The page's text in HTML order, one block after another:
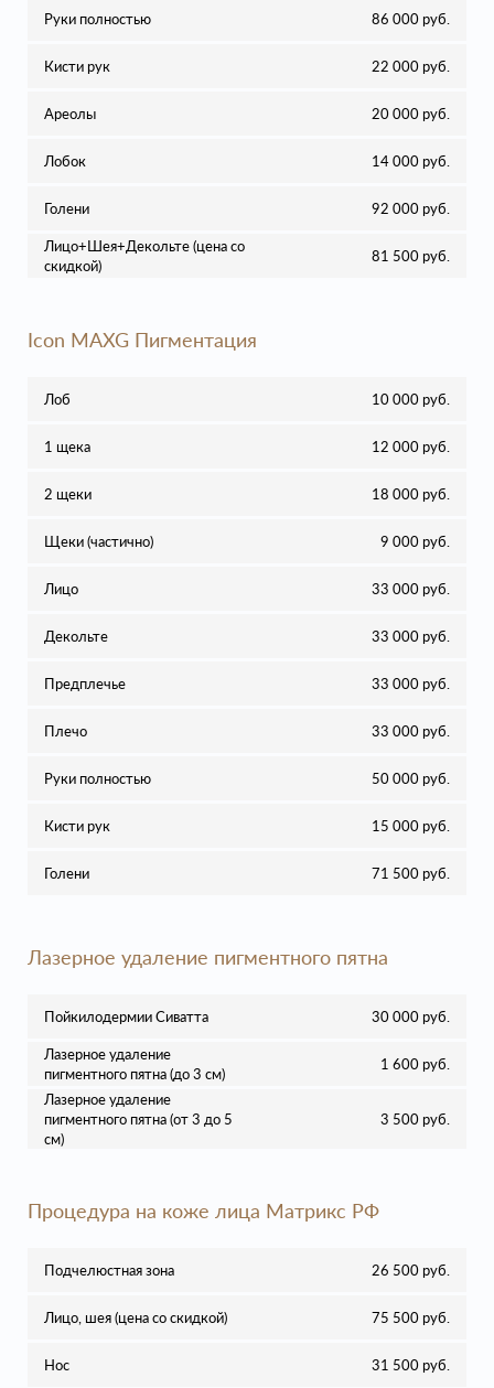
Руки полностью 86 000 руб.
Кисти рук 22 000 руб.
Ареолы 20 000 руб.
Лобок 14 000 руб.
Голени 92 000 руб.
Лицо+Шея+Декольте (цена со
скидкой)
81 500 руб.
Icon MAXG Пигментация
Лоб 10 000 руб.
1 щека 12 000 руб.
2 щеки 18 000 руб.
Щеки (частично) 9 000 руб.
Лицо 33 000 руб.
Декольте 33 000 руб.
Предплечье 33 000 руб.
Плечо 33 000 руб.
Руки полностью 50 000 руб.
Кисти рук 15 000 руб.
Голени 71 500 руб.
Лазерное удаление пигментного пятна
Пойкилодермии Сиватта 30 000 руб.
Лазерное удаление
пигментного пятна (до 3 см)
1 600 руб.
Лазерное удаление
пигментного пятна (от 3 до 5
см)
3 500 руб.
Процедура на коже лица Матрикс РФ
Подчелюстная зона 26 500 руб.
Лицо, шея (цена со скидкой) 75 500 руб.
Нос 31 500 руб.